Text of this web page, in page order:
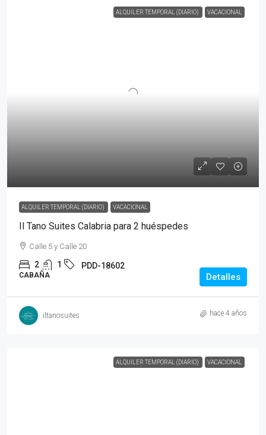
ALQUILER TEMPORAL (DIARIO) VACACIONAL
ALQUILER TEMPORAL (DIARIO) VACACIONAL
Il Tano Suites Calabria para 2 huéspedes
Calle 5 y Calle 20
2 1 PDD-18602
CABAÑA Detalles
iltanosuites hace 4 años
ALQUILER TEMPORAL (DIARIO) VACACIONAL